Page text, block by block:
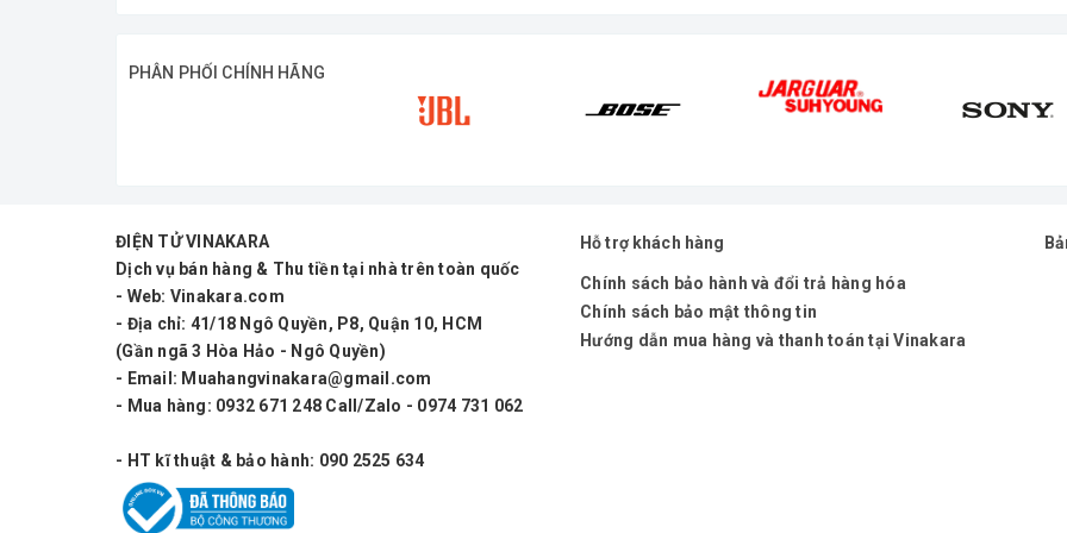
PHÂN PHỐI CHÍNH HÃNG
ĐIỆN TỬ VINAKARA
Dịch vụ bán hàng & Thu tiền tại nhà trên toàn quốc
- Web: Vinakara.com
- Địa chỉ: 41/18 Ngô Quyền, P8, Quận 10, HCM
(Gần ngã 3 Hòa Hảo - Ngô Quyền)
- Email: Muahangvinakara@gmail.com
- Mua hàng: 0932 671 248 Call/Zalo - 0974 731 062
- HT kĩ thuật & bảo hành: 090 2525 634
Hỗ trợ khách hàng
Chính sách bảo hành và đổi trả hàng hóa
Chính sách bảo mật thông tin
Hướng dẫn mua hàng và thanh toán tại Vinakara